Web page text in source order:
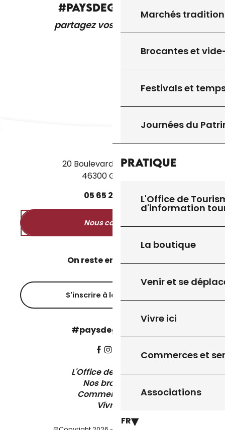
Marchés
Brocantes et
Festivals et
Journées du
Pratique
L'Office de
d'information
La boutique
Venir et se
Vivre ici
Commerces et
Associations
FR
#PAYSDEGOURDON
partagez vos expériences
20 Boulevard des Martyrs
46300 Gourdon
05 65 27 50
Nous contacter
On reste en contact ?
S'inscrire à la newsletter
#paysdegourdon !
L'Office de Tourisme
Nos brochures
Comment venir ?
Vivre ici